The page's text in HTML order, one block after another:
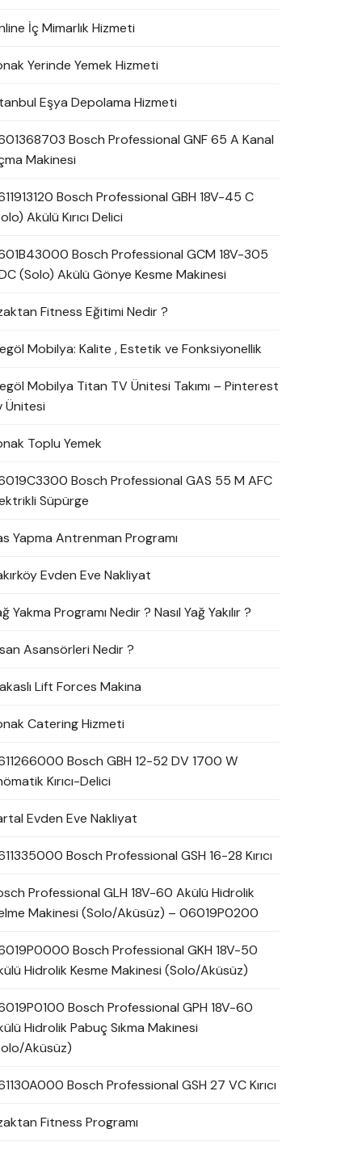
İç Mimarlık Hizmeti
Yerinde Yemek Hizmeti
Eşya Depolama Hizmeti
Bosch Professional GNF 65 A Kanal
Makinesi
Bosch Professional GBH 18V-45 C
Akülü Kırıcı Delici
Bosch Professional GCM 18V-305
(Solo) Akülü Gönye Kesme Makinesi
Fitness Eğitimi Nedir ?
Mobilya: Kalite , Estetik ve Fonksiyonellik
Mobilya Titan TV Ünitesi Takımı – Pinterest
Ünitesi
Toplu Yemek
Bosch Professional GAS 55 M AFC
Süpürge
Yapma Antrenman Programı
Evden Eve Nakliyat
Yakma Programı Nedir ? Nasıl Yağ Yakılır ?
Asansörleri Nedir ?
Lift Forces Makina
Catering Hizmeti
Bosch GBH 12-52 DV 1700 W
Kırıcı-Delici
Evden Eve Nakliyat
Bosch Professional GSH 16-28 Kırıcı
Professional GLH 18V-60 Akülü Hidrolik
Makinesi (Solo/Aküsüz) – 06019P0200
Bosch Professional GKH 18V-50
Hidrolik Kesme Makinesi (Solo/Aküsüz)
Bosch Professional GPH 18V-60
Hidrolik Pabuç Sıkma Makinesi
Aküsüz)
Bosch Professional GSH 27 VC Kırıcı
Fitness Programı